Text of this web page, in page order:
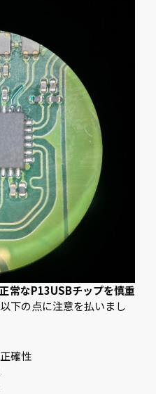
正常なP13USBチップを慎重
下の点に注意を払いまし
確性